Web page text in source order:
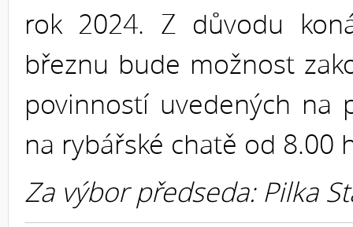
rok 2024. Z důvodu
březnu bude možnost
povinností uvedených na
na rybářské chatě od 8.00
Za výbor předseda: Pilka